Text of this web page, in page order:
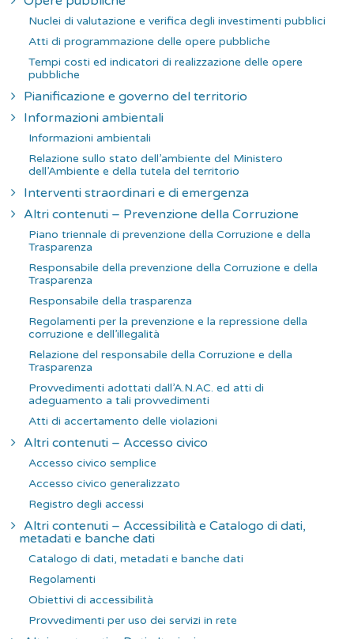
Nuclei di valutazione e verifica degli investimenti pubblici
Atti di programmazione delle opere pubbliche
Tempi costi ed indicatori di realizzazione delle opere
pubbliche
Pianificazione e governo del territorio
Informazioni ambientali
Informazioni ambientali
Relazione sullo stato dell’ambiente del Ministero
dell’Ambiente e della tutela del territorio
Interventi straordinari e di emergenza
Altri contenuti – Prevenzione della Corruzione
Piano triennale di prevenzione della Corruzione e della
Trasparenza
Responsabile della prevenzione della Corruzione e della
Trasparenza
Responsabile della trasparenza
Regolamenti per la prevenzione e la repressione della
corruzione e dell’illegalità
Relazione del responsabile della Corruzione e della
Trasparenza
Provvedimenti adottati dall’A.N.AC. ed atti di
adeguamento a tali provvedimenti
Atti di accertamento delle violazioni
Altri contenuti – Accesso civico
Accesso civico semplice
Accesso civico generalizzato
Registro degli accessi
Altri contenuti – Accessibilità e Catalogo di dati,
metadati e banche dati
Catalogo di dati, metadati e banche dati
Regolamenti
Obiettivi di accessibilità
Provvedimenti per uso dei servizi in rete